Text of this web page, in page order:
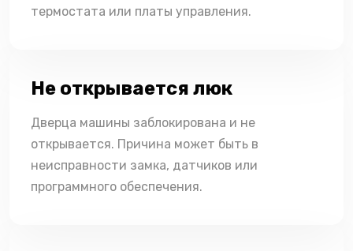
термостата или платы управления.
Не открывается люк
Дверца машины заблокирована и не
открывается. Причина может быть в
неисправности замка, датчиков или
программного обеспечения.